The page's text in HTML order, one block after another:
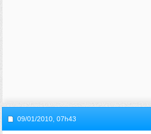
09/01/2010, 07h43